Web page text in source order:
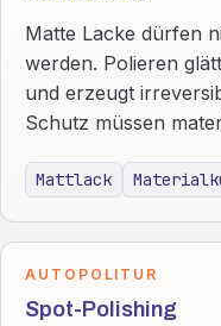
Matte Lacke dürfen
werden. Polieren
und erzeugt
Schutz müssen
Mattlack
AUTOPOLITUR
Spot-Polishing